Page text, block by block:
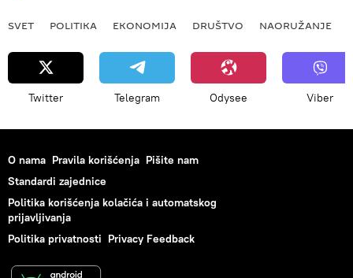
SVET POLITIKA EKONOMIJA DRUŠTVO NAORUŽANJE
Twitter Telegram Odysee Viber
O nama Pravila korišćenja Pišite nam
Standardi zajednice
Politika korišćenja kolačića i automatskog
prijavljivanja
Politika privatnosti Privacy Feedback